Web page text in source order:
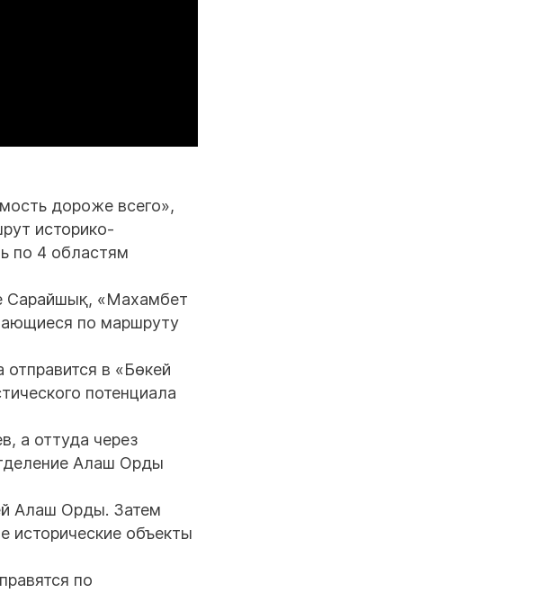
дороже всего»,
историко-
по 4 областям
Сарайшық, «Махамбет
по маршруту
в «Бөкей
потенциала
а оттуда через
Алаш Орды
Алаш Орды. Затем
исторические объекты
по